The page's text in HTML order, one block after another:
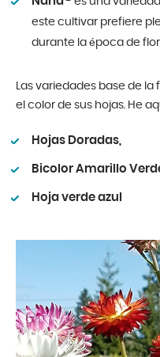
este cultivar prefiere
durante la época de
Las variedades base de
el color de sus hojas. He
Hojas Doradas,
Bicolor Amarillo
Hoja verde azul